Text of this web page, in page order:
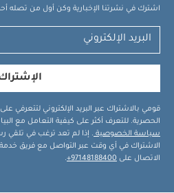
اشترك في نشرتنا الإخبارية وكن أول من تصله
قومي بالاشتراك عبر البريد الإلكتروني لتتعرفي
الحصرية. للتعرف أكثر على كيفية التعامل مع
سياسة الخصوصية . إذا لم تعد ترغب في تلقي
الاشتراك في أي وقت عبر التواصل مع فريق خدمة
الاتصال على 97148188400+
.